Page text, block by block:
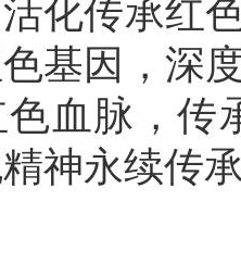
化传承红
基因，深
血脉，传
神永续传